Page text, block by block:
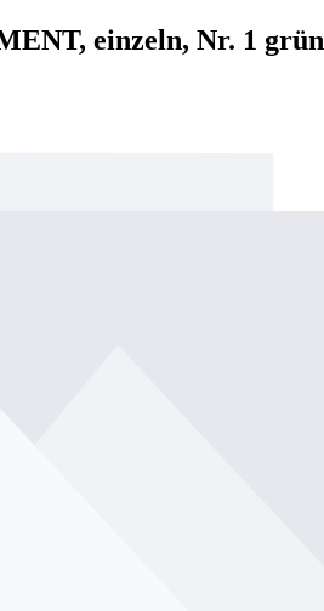
einzeln, Nr. 1 grün